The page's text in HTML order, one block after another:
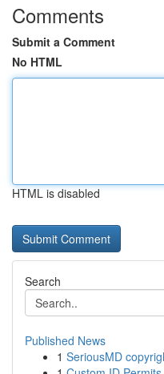
Comments
Submit a Comment
No HTML
HTML is disabled
Search
Published News
1 SeriousMD